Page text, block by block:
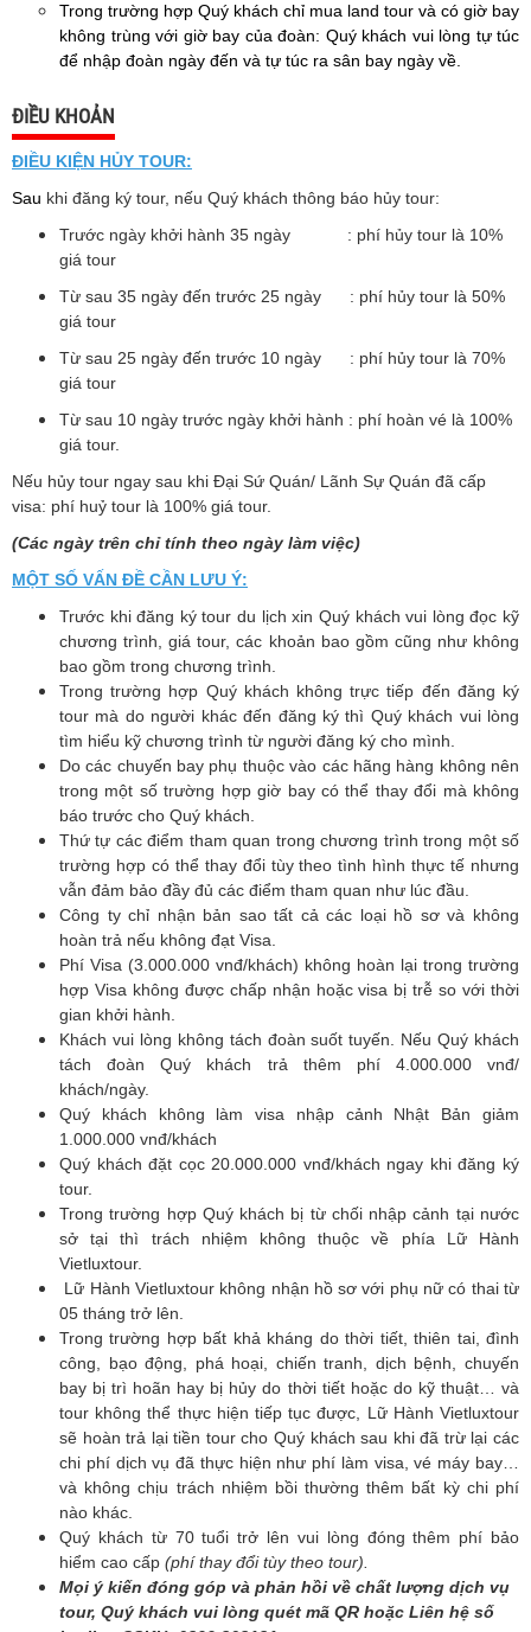
Trong trường hợp Quý khách chỉ mua land tour và có giờ bay
không trùng với giờ bay của đoàn: Quý khách vui lòng tự túc
để nhập đoàn ngày đến và tự túc ra sân bay ngày về.
ĐIỀU KHOẢN
ĐIỀU KIỆN HỦY TOUR:
Sau khi đăng ký tour, nếu Quý khách thông báo hủy tour:
Trước ngày khởi hành 35 ngày : phí hủy tour là 10%
giá tour
Từ sau 35 ngày đến trước 25 ngày : phí hủy tour là 50%
giá tour
Từ sau 25 ngày đến trước 10 ngày : phí hủy tour là 70%
giá tour
Từ sau 10 ngày trước ngày khởi hành : phí hoàn vé là 100%
giá tour.
Nếu hủy tour ngay sau khi Đại Sứ Quán/ Lãnh Sự Quán đã cấp
visa: phí huỷ tour là 100% giá tour.
(Các ngày trên chỉ tính theo ngày làm việc)
MỘT SỐ VẤN ĐỀ CẦN LƯU Ý:
Trước khi đăng ký tour du lịch xin Quý khách vui lòng đọc kỹ
chương trình, giá tour, các khoản bao gồm cũng như không
bao gồm trong chương trình.
Trong trường hợp Quý khách không trực tiếp đến đăng ký
tour mà do người khác đến đăng ký thì Quý khách vui lòng
tìm hiểu kỹ chương trình từ người đăng ký cho mình.
Do các chuyến bay phụ thuộc vào các hãng hàng không nên
trong một số trường hợp giờ bay có thể thay đổi mà không
báo trước cho Quý khách.
Thứ tự các điểm tham quan trong chương trình trong một số
trường hợp có thể thay đổi tùy theo tình hình thực tế nhưng
vẫn đảm bảo đầy đủ các điểm tham quan như lúc đầu.
Công ty chỉ nhận bản sao tất cả các loại hồ sơ và không
hoàn trả nếu không đạt Visa.
Phí Visa (3.000.000 vnđ/khách) không hoàn lại trong trường
hợp Visa không được chấp nhận hoặc visa bị trễ so với thời
gian khởi hành.
Khách vui lòng không tách đoàn suốt tuyến. Nếu Quý khách
tách đoàn Quý khách trả thêm phí 4.000.000 vnđ/
khách/ngày.
Quý khách không làm visa nhập cảnh Nhật Bản giảm
1.000.000 vnđ/khách
Quý khách đặt cọc 20.000.000 vnđ/khách ngay khi đăng ký
tour.
Trong trường hợp Quý khách bị từ chối nhập cảnh tại nước
sở tại thì trách nhiệm không thuộc về phía Lữ Hành
Vietluxtour.
Lữ Hành Vietluxtour không nhận hồ sơ với phụ nữ có thai từ
05 tháng trở lên.
Trong trường hợp bất khả kháng do thời tiết, thiên tai, đình
công, bạo động, phá hoại, chiến tranh, dịch bệnh, chuyến
bay bị trì hoãn hay bị hủy do thời tiết hoặc do kỹ thuật… và
tour không thể thực hiện tiếp tục được, Lữ Hành Vietluxtour
sẽ hoàn trả lại tiền tour cho Quý khách sau khi đã trừ lại các
chi phí dịch vụ đã thực hiện như phí làm visa, vé máy bay…
và không chịu trách nhiệm bồi thường thêm bất kỳ chi phí
nào khác.
Quý khách từ 70 tuổi trở lên vui lòng đóng thêm phí bảo
hiểm cao cấp (phí thay đổi tùy theo tour).
Mọi ý kiến đóng góp và phản hồi về chất lượng dịch vụ
tour, Quý khách vui lòng quét mã QR hoặc Liên hệ số